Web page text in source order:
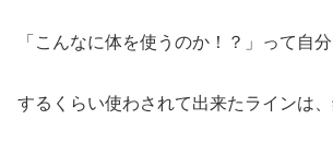
「こんなに体を使うのか！？」って自
するくらい使わされて出来たラインは